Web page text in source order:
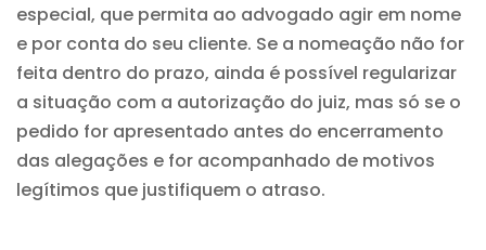
especial, que permita ao advogado agir em nome
e por conta do seu cliente. Se a nomeação não for
feita dentro do prazo, ainda é possível regularizar
a situação com a autorização do juiz, mas só se o
pedido for apresentado antes do encerramento
das alegações e for acompanhado de motivos
legítimos que justifiquem o atraso.